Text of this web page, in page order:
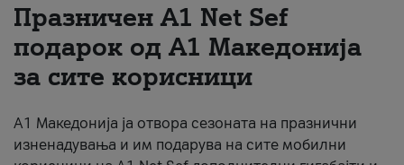
За нас
#ПодобарОнлајн
Празничен A1 Net Sеf
подарок од А1 Македонија
за сите корисници
А1 Македонија ја отвора сезоната на празнични
изненадувања и им подарува на сите мобилни